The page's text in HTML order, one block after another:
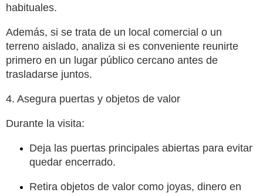
habituales.
Además, si se trata de un local comercial o un
terreno aislado, analiza si es conveniente reunirte
primero en un lugar público cercano antes de
trasladarse juntos.
4. Asegura puertas y objetos de valor
Durante la visita:
Deja las puertas principales abiertas para evitar
quedar encerrado.
Retira objetos de valor como joyas, dinero en